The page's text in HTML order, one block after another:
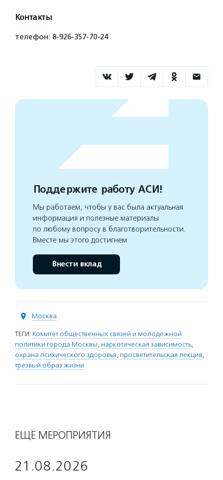
Контакты
телефон: 8-926-357-70-24
Поддержите работу АСИ!
Мы работаем, чтобы у вас была актуальная
информация и полезные материалы
по любому вопросу в благотворительности.
Вместе мы этого достигнем
Внести вклад
Москва
ТЕГИ: Комитет общественных связей и молодежной
политики города Москвы, наркотическая зависимость,
охрана психического здоровья, просветительская лекция,
трезвый образ жизни
ЕЩЁ МЕРОПРИЯТИЯ
21.08.2026